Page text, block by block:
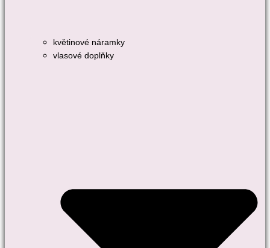
květinové náramky
vlasové doplňky